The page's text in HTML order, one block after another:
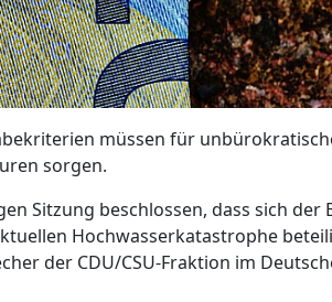
müssen für
sorgen.
Sitzung beschlossen, dass sich der
Hochwasserkatastrophe
der CDU/CSU-Fraktion im